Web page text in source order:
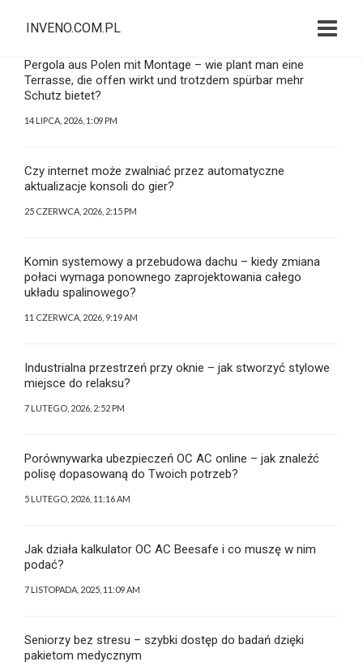
INVENO.COM.PL
Pergola aus Polen mit Montage – wie plant man eine
Terrasse, die offen wirkt und trotzdem spürbar mehr
Schutz bietet?
14 LIPCA, 2026, 1:09 PM
Czy internet może zwalniać przez automatyczne
aktualizacje konsoli do gier?
25 CZERWCA, 2026, 2:15 PM
Komin systemowy a przebudowa dachu – kiedy zmiana
połaci wymaga ponownego zaprojektowania całego
układu spalinowego?
11 CZERWCA, 2026, 9:19 AM
Industrialna przestrzeń przy oknie – jak stworzyć stylowe
miejsce do relaksu?
7 LUTEGO, 2026, 2:52 PM
Porównywarka ubezpieczeń OC AC online – jak znaleźć
polisę dopasowaną do Twoich potrzeb?
5 LUTEGO, 2026, 11:16 AM
Jak działa kalkulator OC AC Beesafe i co muszę w nim
podać?
7 LISTOPADA, 2025, 11:09 AM
Seniorzy bez stresu – szybki dostęp do badań dzięki
pakietom medycznym